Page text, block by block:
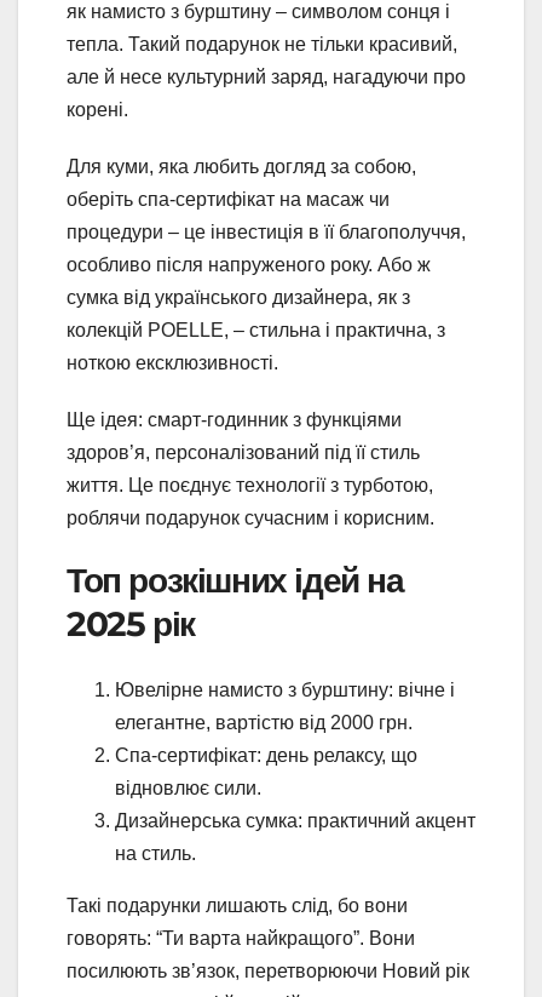
як намисто з бурштину – символом сонця і
тепла. Такий подарунок не тільки красивий,
але й несе культурний заряд, нагадуючи про
корені.
Для куми, яка любить догляд за собою,
оберіть спа-сертифікат на масаж чи
процедури – це інвестиція в її благополуччя,
особливо після напруженого року. Або ж
сумка від українського дизайнера, як з
колекцій POELLE, – стильна і практична, з
ноткою ексклюзивності.
Ще ідея: смарт-годинник з функціями
здоров’я, персоналізований під її стиль
життя. Це поєднує технології з турботою,
роблячи подарунок сучасним і корисним.
Топ розкішних ідей на
2025 рік
Ювелірне намисто з бурштину: вічне і
елегантне, вартістю від 2000 грн.
Спа-сертифікат: день релаксу, що
відновлює сили.
Дизайнерська сумка: практичний акцент
на стиль.
Такі подарунки лишають слід, бо вони
говорять: “Ти варта найкращого”. Вони
посилюють зв’язок, перетворюючи Новий рік